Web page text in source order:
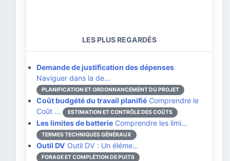
LES PLUS REGARDÉS
Demande de justification des dépenses
Naviguer dans la de…
PLANIFICATION ET ORDONNANCEMENT DU PROJET
Coût budgété du travail planifié Comprendre le
Coût …
ESTIMATION ET CONTRÔLE DES COÛTS
Les limites de batterie Comprendre les limi…
TERMES TECHNIQUES GÉNÉRAUX
Outil DV Outil DV : Un éléme…
FORAGE ET COMPLÉTION DE PUITS